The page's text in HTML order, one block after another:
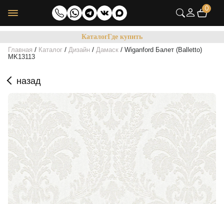
0
КаталогГде купить
Главная / Каталог / Дизайн / Дамаск / Wiganford Балет (Balletto)
MK13113
назад